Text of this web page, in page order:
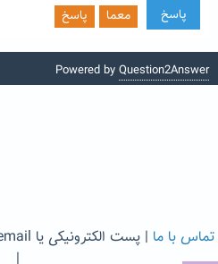
پاسخ
معما
پاسخ
Powered by Question2Answer
تماس با ما | پست الکترونیکی یا email ما :
|